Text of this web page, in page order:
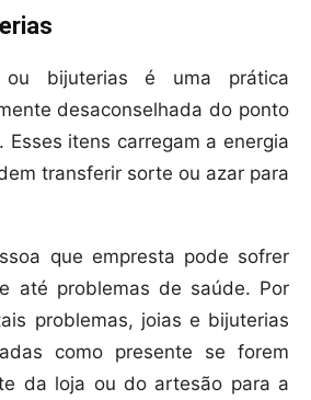
ou bijuterias é uma prática
desaconselhada do ponto
Esses itens carregam a energia
transferir sorte ou azar para
que empresta pode sofrer
até problemas de saúde. Por
problemas, joias e bijuterias
como presente se forem
da loja ou do artesão para a